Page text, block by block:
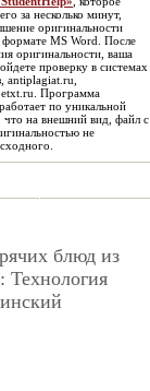
за несколько минут,
оригинальности
MS Word. После
оригинальности, ваша
проверку в системах
antiplagiat.ru,
Программа
работает по уникальной
что на внешний вид, файл с
не
блюд из
Технология